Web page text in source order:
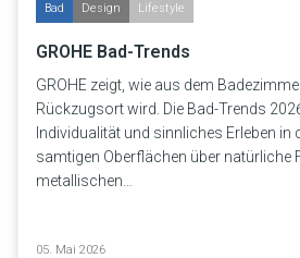
Bad Design Lifestyle
GROHE Bad-Trends
GROHE zeigt, wie aus dem
Rückzugsort wird. Die Bad-Trends
Individualität und sinnliches Erleben in
samtigen Oberflächen über natürliche
metallischen…
05. Mai 2026